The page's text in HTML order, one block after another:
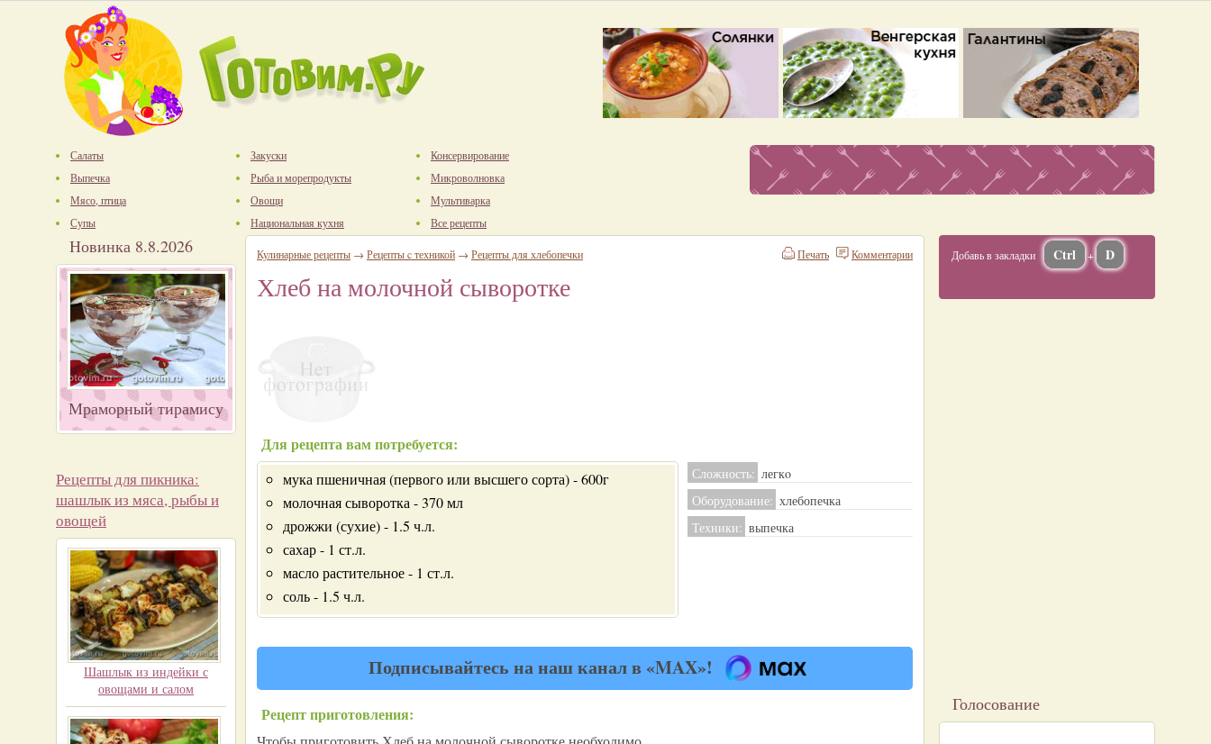
Салаты
Выпечка
Мясо, птица
Супы
Закуски
Рыба и морепродукты
Овощи
Национальная кухня
Консервирование
Микроволновка
Мультиварка
Все рецепты
Новинка 8.8.2026
Мраморный тирамису
Рецепты для пикника:
шашлык из мяса, рыбы и
овощей
Шашлык из индейки с
овощами и салом
Комментарии
Печать
Кулинарные рецепты → Рецепты c техникой → Рецепты для хлебопечки
Хлеб на молочной сыворотке
Сложность: легкo
Оборудование: хлебопечка
Техники: выпечка
Для рецепта вам потребуется:
мука пшеничная (первого или высшего сорта) - 600г
молочная сыворотка - 370 мл
дрожжи (сухие) - 1.5 ч.л.
сахар - 1 ст.л.
масло растительное - 1 ст.л.
соль - 1.5 ч.л.
Подписывайтесь на наш канал в «MAX»!
Рецепт приготовления:
Добавь в закладки Ctrl + D
Голосование